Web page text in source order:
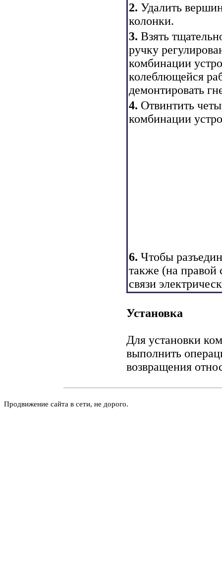
2. Удалить
колонки.
3. Взять
ручку
комбинации
колеблющейся
демонтировать
4. Отвинтить
комбинации
6. Чтобы
также (на правой
связи
Установка
Для установки
выполнить
возвращения
Продвижение сайта в сети, не дорого.